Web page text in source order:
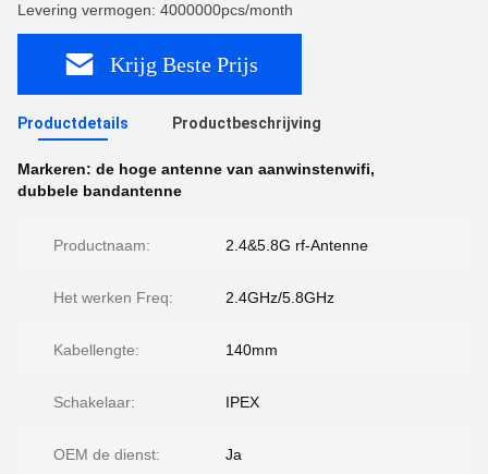
Levering vermogen: 4000000pcs/month
Krijg Beste Prijs
Productdetails Productbeschrijving
Markeren: de hoge antenne van aanwinstenwifi,
dubbele bandantenne
Productnaam: 2.4&5.8G rf-Antenne
Het werken Freq: 2.4GHz/5.8GHz
Kabellengte: 140mm
Schakelaar: IPEX
OEM de dienst: Ja